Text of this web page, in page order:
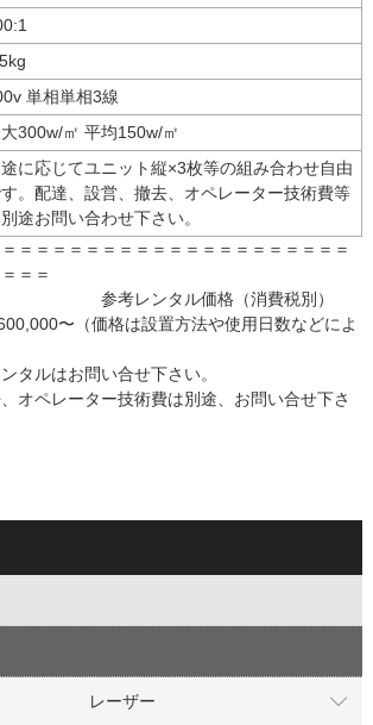
単相単相3線
300w/㎡ 平均150w/㎡
途に応じてユニット縦×3枚等の組み合わせ自由
。 配達、設営、撤去、オペレーター技術費等
途お問い合わせ下さい。
＝＝＝＝＝＝＝＝＝＝＝＝＝＝＝＝＝＝＝＝
＝＝
ル価格（消費税別）
〜（価格は設置方法や使用日数などによ
タルはお問い合せ下さい。
オペレーター技術費は別途、お問い合せ下さ
レーザー